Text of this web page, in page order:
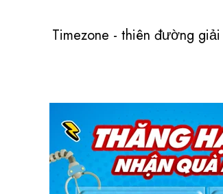
Timezone - thiên đường